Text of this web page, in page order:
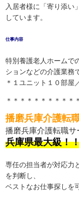
入居者様に「寄り添い
しています。
仕事内容
特別養護老人ホームで
ションなどの介護業務
＊１ユニット１０部屋
＊＊＊＊＊＊＊＊＊＊
播磨兵庫介護転
播磨兵庫介護転職
兵庫県最大級！
専任の担当者が対応力
を判断し、
ベストなお仕事探しを